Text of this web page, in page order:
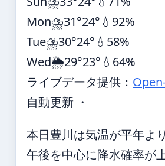
Mon⛈️31°24° 💧92%
Tue⛈️30°24° 💧58%
Wed🌦️29°23° 💧64%
ライブデータ提供：
自動更新 ・
本日豊川は気温が平年よ
午後を中心に降水確率が